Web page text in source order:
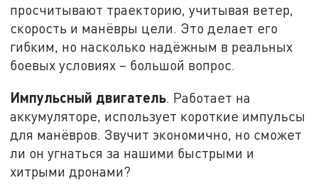
просчитывают траекторию, учитывая ветер,
скорость и манёвры цели. Это делает его
гибким, но насколько надёжным в реальных
боевых условиях – большой вопрос.
Импульсный двигатель. Работает на
аккумуляторе, использует короткие импульсы
для манёвров. Звучит экономично, но сможет
ли он угнаться за нашими быстрыми и
хитрыми дронами?